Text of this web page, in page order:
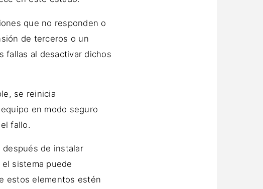
que no responden o
de terceros o un
fallas al desactivar dichos
se reinicia
en modo seguro
fallo.
después de instalar
sistema puede
estos elementos estén